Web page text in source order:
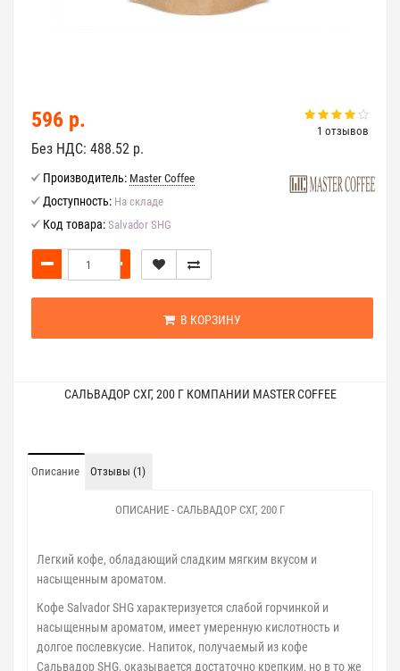
1 отзывов
596 р.
Без НДС: 488.52 р.
Производитель: Master Coffee
Доступность: На складе
Код товара: Salvador SHG
В КОРЗИНУ
САЛЬВАДОР СХГ, 200 Г КОМПАНИИ MASTER COFFEE
Описание Отзывы (1)
ОПИСАНИЕ - САЛЬВАДОР СХГ, 200 Г
Легкий кофе, обладающий сладким мягким вкусом и
насыщенным ароматом.
Кофе Salvador SHG характеризуется слабой горчинкой и
насыщенным ароматом, имеет умеренную кислотность и
долгое послевкусие. Напиток, получаемый из кофе
Сальвадор SHG, оказывается достаточно крепким, но в то же